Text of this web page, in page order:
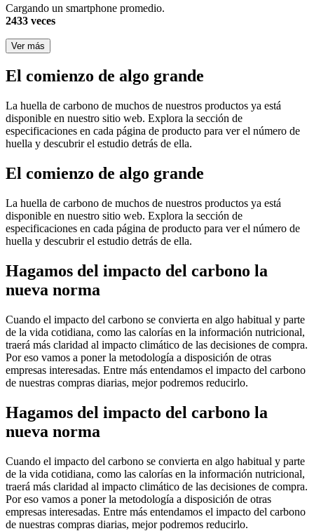
Cargando un smartphone promedio.
2433 veces
Ver más
El comienzo de algo grande
La huella de carbono de muchos de nuestros productos ya está
disponible en nuestro sitio web. Explora la sección de
especificaciones en cada página de producto para ver el número de
huella y descubrir el estudio detrás de ella.
El comienzo de algo grande
La huella de carbono de muchos de nuestros productos ya está
disponible en nuestro sitio web. Explora la sección de
especificaciones en cada página de producto para ver el número de
huella y descubrir el estudio detrás de ella.
Hagamos del impacto del carbono la
nueva norma
Cuando el impacto del carbono se convierta en algo habitual y parte
de la vida cotidiana, como las calorías en la información nutricional,
traerá más claridad al impacto climático de las decisiones de compra.
Por eso vamos a poner la metodología a disposición de otras
empresas interesadas. Entre más entendamos el impacto del carbono
de nuestras compras diarias, mejor podremos reducirlo.
Hagamos del impacto del carbono la
nueva norma
Cuando el impacto del carbono se convierta en algo habitual y parte
de la vida cotidiana, como las calorías en la información nutricional,
traerá más claridad al impacto climático de las decisiones de compra.
Por eso vamos a poner la metodología a disposición de otras
empresas interesadas. Entre más entendamos el impacto del carbono
de nuestras compras diarias, mejor podremos reducirlo.